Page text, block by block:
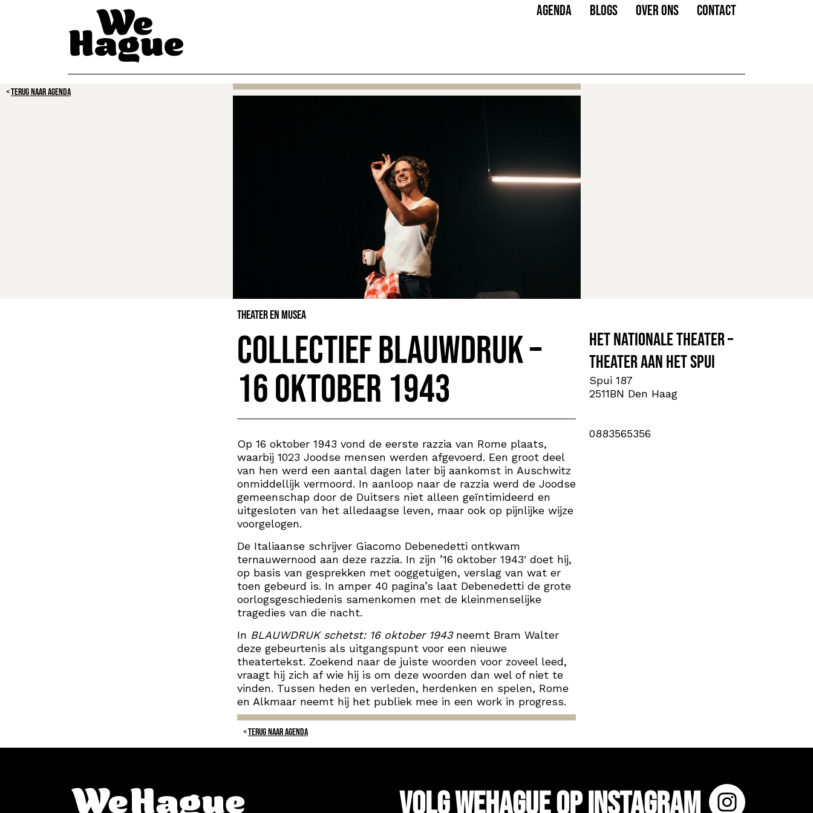
AGENDA BLOGS OVER ONS CONTACT
TERUG NAAR AGENDA
Theater en Musea
Collectief BLAUWDRUK –
16 oktober 1943
Op 16 oktober 1943 vond de eerste razzia van Rome plaats,
waarbij 1023 Joodse mensen werden afgevoerd. Een groot deel
van hen werd een aantal dagen later bij aankomst in Auschwitz
onmiddellijk vermoord. In aanloop naar de razzia werd de Joodse
gemeenschap door de Duitsers niet alleen geïntimideerd en
uitgesloten van het alledaagse leven, maar ook op pijnlijke wijze
voorgelogen.
De Italiaanse schrijver Giacomo Debenedetti ontkwam
ternauwernood aan deze razzia. In zijn ’16 oktober 1943′ doet hij,
op basis van gesprekken met ooggetuigen, verslag van wat er
toen gebeurd is. In amper 40 pagina’s laat Debenedetti de grote
oorlogsgeschiedenis samenkomen met de kleinmenselijke
tragedies van die nacht.
In BLAUWDRUK schetst: 16 oktober 1943neemt Bram Walter
deze gebeurtenis als uitgangspunt voor een nieuwe
theatertekst. Zoekend naar de juiste woorden voor zoveel leed,
vraagt hij zich af wie hij is om deze woorden dan wel of niet te
vinden. Tussen heden en verleden, herdenken en spelen, Rome
en Alkmaar neemt hij het publiek mee in een work in progress.
TERUG NAAR AGENDA
Het Nationale Theater –
Theater aan het Spui
Spui 187
2511BN Den Haag
0883565356
Volg WeHague op Instagram